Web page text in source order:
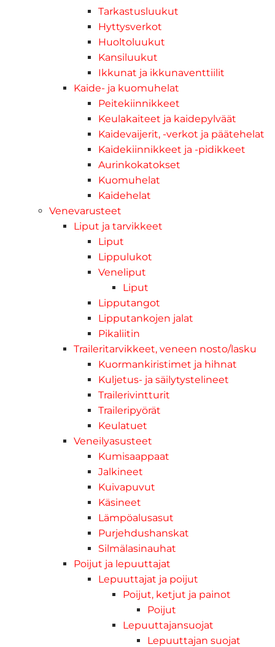
Tarkastusluukut
Hyttysverkot
Huoltoluukut
Kansiluukut
Ikkunat ja ikkunaventtiilit
Kaide- ja kuomuhelat
Peitekiinnikkeet
Keulakaiteet ja kaidepylväät
Kaidevaijerit, -verkot ja päätehelat
Kaidekiinnikkeet ja -pidikkeet
Aurinkokatokset
Kuomuhelat
Kaidehelat
Venevarusteet
Liput ja tarvikkeet
Liput
Lippulukot
Veneliput
Liput
Lipputangot
Lipputankojen jalat
Pikaliitin
Traileritarvikkeet, veneen nosto/lasku
Kuormankiristimet ja hihnat
Kuljetus- ja säilytystelineet
Trailerivintturit
Traileripyörät
Keulatuet
Veneilyasusteet
Kumisaappaat
Jalkineet
Kuivapuvut
Käsineet
Lämpöalusasut
Purjehdushanskat
Silmälasinauhat
Poijut ja lepuuttajat
Lepuuttajat ja poijut
Poijut, ketjut ja painot
Poijut
Lepuuttajansuojat
Lepuuttajan suojat